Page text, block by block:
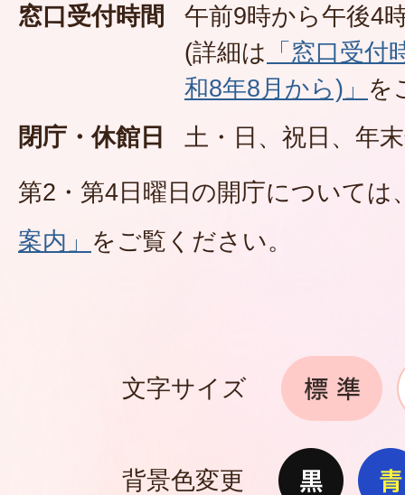
窓口受付時間
午前9時から午後4
(詳細は 「窓口受
和8年8月から)」 を
閉庁・休館日
土・日、祝日、年
第2・第4日曜日の開庁については
案内」 をご覧ください。
文字サイズ
背景色変更